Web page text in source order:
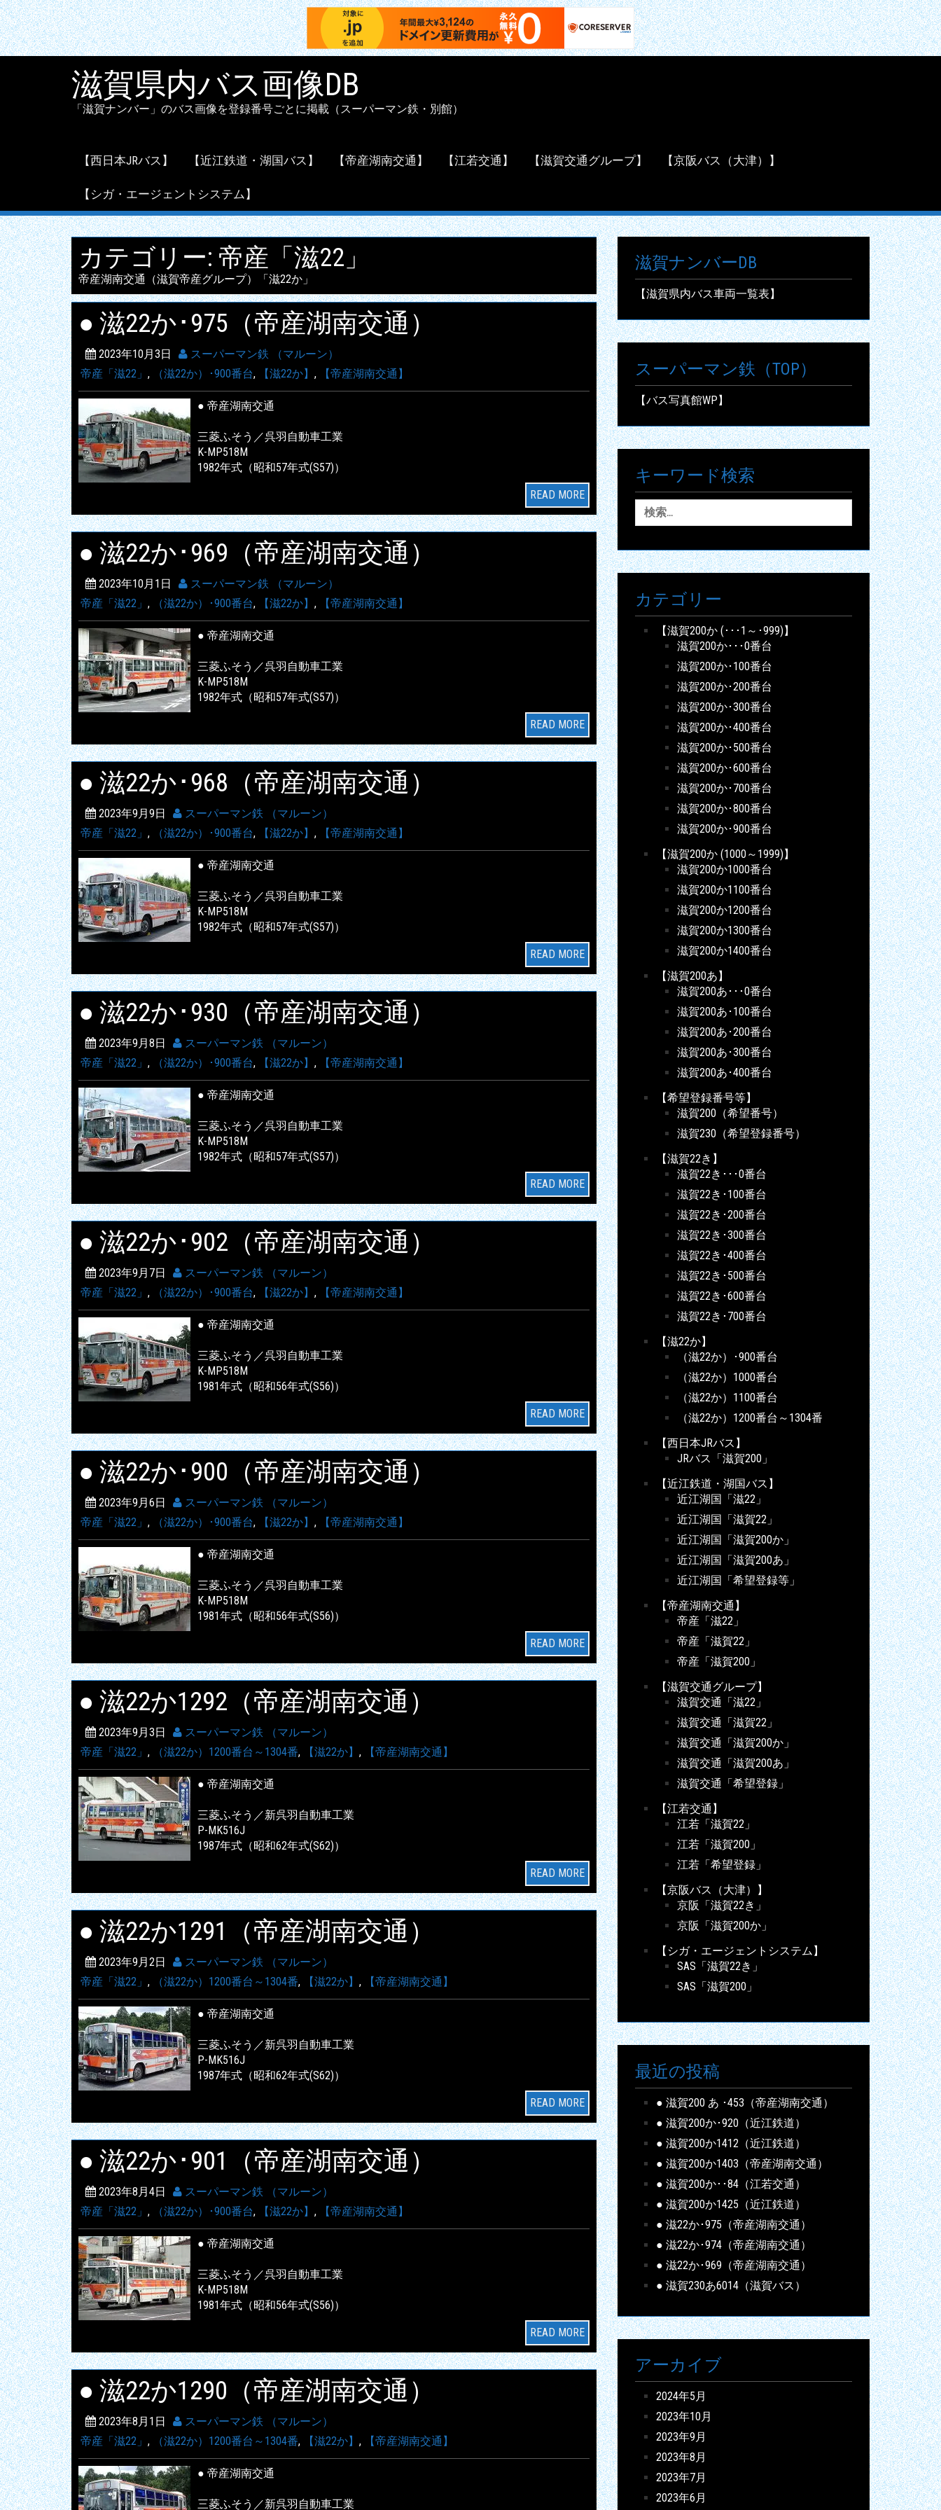
滋賀県内バス画像DB
「滋賀ナンバー」のバス画像を登録番号ごとに掲載（スーパーマン鉄・別館）
【西日本JRバス】 【近江鉄道・湖国バス】 【帝産湖南交通】 【江若交通】 【滋賀交通グループ】 【京阪バス（大津）】
【シガ・エージェントシステム】
カテゴリー: 帝産「滋22」
帝産湖南交通（滋賀帝産グループ）「滋22か」
● 滋22か･975（帝産湖南交通）
2023年10月3日
スーパーマン鉄 （マルーン）
帝産「滋22」 , （滋22か）･900番台, 【滋22か】 , 【帝産湖南交通】
● 帝産湖南交通
三菱ふそう／呉羽自動車工業
K-MP518M
1982年式（昭和57年式(S57)）
READ MORE
● 滋22か･969（帝産湖南交通）
2023年10月1日
スーパーマン鉄 （マルーン）
帝産「滋22」 , （滋22か）･900番台, 【滋22か】 , 【帝産湖南交通】
● 帝産湖南交通
三菱ふそう／呉羽自動車工業
K-MP518M
1982年式（昭和57年式(S57)）
READ MORE
● 滋22か･968（帝産湖南交通）
2023年9月9日
スーパーマン鉄 （マルーン）
帝産「滋22」 , （滋22か）･900番台, 【滋22か】 , 【帝産湖南交通】
● 帝産湖南交通
三菱ふそう／呉羽自動車工業
K-MP518M
1982年式（昭和57年式(S57)）
READ MORE
● 滋22か･930（帝産湖南交通）
2023年9月8日
スーパーマン鉄 （マルーン）
帝産「滋22」 , （滋22か）･900番台, 【滋22か】 , 【帝産湖南交通】
● 帝産湖南交通
三菱ふそう／呉羽自動車工業
K-MP518M
1982年式（昭和57年式(S57)）
READ MORE
● 滋22か･902（帝産湖南交通）
2023年9月7日
スーパーマン鉄 （マルーン）
帝産「滋22」 , （滋22か）･900番台, 【滋22か】 , 【帝産湖南交通】
● 帝産湖南交通
三菱ふそう／呉羽自動車工業
K-MP518M
1981年式（昭和56年式(S56)）
READ MORE
● 滋22か･900（帝産湖南交通）
2023年9月6日
スーパーマン鉄 （マルーン）
帝産「滋22」 , （滋22か）･900番台, 【滋22か】 , 【帝産湖南交通】
● 帝産湖南交通
三菱ふそう／呉羽自動車工業
K-MP518M
1981年式（昭和56年式(S56)）
READ MORE
● 滋22か1292（帝産湖南交通）
2023年9月3日
スーパーマン鉄 （マルーン）
帝産「滋22」 , （滋22か）1200番台～1304番, 【滋22か】 , 【帝産湖南交通】
● 帝産湖南交通
三菱ふそう／新呉羽自動車工業
P-MK516J
1987年式（昭和62年式(S62)）
READ MORE
● 滋22か1291（帝産湖南交通）
2023年9月2日
スーパーマン鉄 （マルーン）
帝産「滋22」 , （滋22か）1200番台～1304番, 【滋22か】 , 【帝産湖南交通】
● 帝産湖南交通
三菱ふそう／新呉羽自動車工業
P-MK516J
1987年式（昭和62年式(S62)）
READ MORE
● 滋22か･901（帝産湖南交通）
2023年8月4日
スーパーマン鉄 （マルーン）
帝産「滋22」 , （滋22か）･900番台, 【滋22か】 , 【帝産湖南交通】
● 帝産湖南交通
三菱ふそう／呉羽自動車工業
K-MP518M
1981年式（昭和56年式(S56)）
READ MORE
● 滋22か1290（帝産湖南交通）
2023年8月1日
スーパーマン鉄 （マルーン）
帝産「滋22」 , （滋22か）1200番台～1304番, 【滋22か】 , 【帝産湖南交通】
● 帝産湖南交通
三菱ふそう／新呉羽自動車工業
滋賀ナンバーDB
【滋賀県内バス車両一覧表】
スーパーマン鉄（TOP）
【バス写真館WP】
キーワード検索
索:
カテゴリー
【滋賀200か (･･･1～･999)】
滋賀200か･･･0番台
滋賀200か･100番台
滋賀200か･200番台
滋賀200か･300番台
滋賀200か･400番台
滋賀200か･500番台
滋賀200か･600番台
滋賀200か･700番台
滋賀200か･800番台
滋賀200か･900番台
【滋賀200か (1000～1999)】
滋賀200か1000番台
滋賀200か1100番台
滋賀200か1200番台
滋賀200か1300番台
滋賀200か1400番台
【滋賀200あ】
滋賀200あ･･･0番台
滋賀200あ･100番台
滋賀200あ･200番台
滋賀200あ･300番台
滋賀200あ･400番台
【希望登録番号等】
滋賀200（希望番号）
滋賀230（希望登録番号）
【滋賀22き】
滋賀22き･･･0番台
滋賀22き･100番台
滋賀22き･200番台
滋賀22き･300番台
滋賀22き･400番台
滋賀22き･500番台
滋賀22き･600番台
滋賀22き･700番台
【滋22か】
（滋22か）･900番台
（滋22か）1000番台
（滋22か）1100番台
（滋22か）1200番台～1304番
【西日本JRバス】
JRバス「滋賀200」
【近江鉄道・湖国バス】
近江湖国「滋22」
近江湖国「滋賀22」
近江湖国「滋賀200か」
近江湖国「滋賀200あ」
近江湖国「希望登録等」
【帝産湖南交通】
帝産「滋22」
帝産「滋賀22」
帝産「滋賀200」
【滋賀交通グループ】
滋賀交通「滋22」
滋賀交通「滋賀22」
滋賀交通「滋賀200か」
滋賀交通「滋賀200あ」
滋賀交通「希望登録」
【江若交通】
江若「滋賀22」
江若「滋賀200」
江若「希望登録」
【京阪バス（大津）】
京阪「滋賀22き」
京阪「滋賀200か」
【シガ・エージェントシステム】
SAS「滋賀22き」
SAS「滋賀200」
最近の投稿
● 滋賀200 あ ･453（帝産湖南交通）
● 滋賀200か･920（近江鉄道）
● 滋賀200か1412（近江鉄道）
● 滋賀200か1403（帝産湖南交通）
● 滋賀200か･･84（江若交通）
● 滋賀200か1425（近江鉄道）
● 滋22か･975（帝産湖南交通）
● 滋22か･974（帝産湖南交通）
● 滋22か･969（帝産湖南交通）
● 滋賀230あ6014（滋賀バス）
アーカイブ
2024年5月
2023年10月
2023年9月
2023年8月
2023年7月
2023年6月